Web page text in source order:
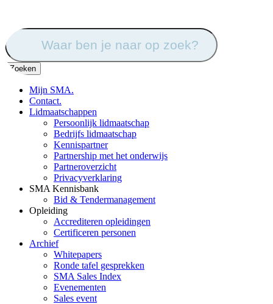
Zoek
naar:
Mijn SMA.
Contact.
Lidmaatschappen
Persoonlijk lidmaatschap
Bedrijfs lidmaatschap
Kennispartner
Partnership met het onderwijs
Partneroverzicht
Privacyverklaring
SMA Kennisbank
Bid & Tendermanagement
Opleiding
Accrediteren opleidingen
Certificeren personen
Archief
Whitepapers
Ronde tafel gesprekken
SMA Sales Index
Evenementen
Sales event